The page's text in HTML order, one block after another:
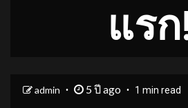
แร
admin 5 ปี ago 1 min read